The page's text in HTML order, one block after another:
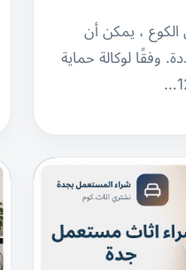
، يمكن أن
وفقًا لوكالة حماية